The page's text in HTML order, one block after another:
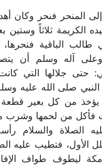
المنحر فنحر وكان
الكريمة ثلاثاً وستين
طالب الباقية
وعلى آله وسلم أن
حتى جلالها التي
النبي صلى الله عليه
يؤخذ من كل بعير
فأكل من لحمها وشرب
الصلاة والسلام
الأول، فتطيب عليه
ليطوف طواف